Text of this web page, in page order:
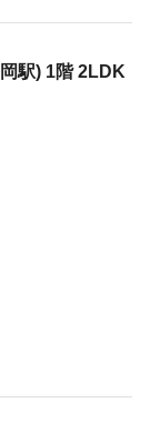
駅) 1階 2LDK